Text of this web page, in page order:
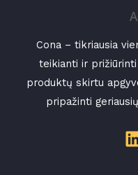
Cona – tikriausia
teikianti ir prižiūrinti
produktų skirtu
pripažinti